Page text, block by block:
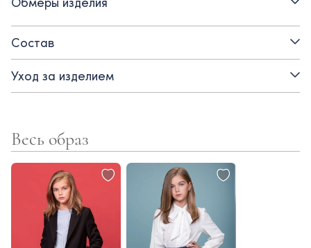
блузами, создавая как повседневный, так и торжественный
школьный наряд.
- подкладка - вискоза
- сзади – потайная молния
- свободный силуэт
- треугольный вырез
Состав
Уход за изделием
Весь образ